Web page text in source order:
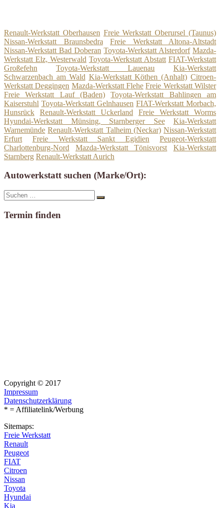
Renault-Werkstatt Oberhausen Freie Werkstatt Oberursel (Taunus)
Nissan-Werkstatt Braunsbedra
Freie Werkstatt Altona-Altstadt
Nissan-Werkstatt Bad Doberan Toyota-Werkstatt Alsterdorf Mazda-
Werkstatt Elz, Westerwald Toyota-Werkstatt Abstatt FIAT-Werkstatt
Großefehn
Toyota-Werkstatt Lauenau
Kia-Werkstatt
Schwarzenbach am Wald Kia-Werkstatt Köthen (Anhalt) Citroen-
Werkstatt Deggingen Mazda-Werkstatt Flehe Freie Werkstatt Wilster
Freie Werkstatt Lauf (Baden)
Toyota-Werkstatt Bahlingen am
Kaiserstuhl Toyota-Werkstatt Gelnhausen FIAT-Werkstatt Morbach,
Hunsrück
Renault-Werkstatt Uckerland
Freie Werkstatt Worms
Hyundai-Werkstatt Münsing, Starnberger See
Kia-Werkstatt
Warnemünde Renault-Werkstatt Talheim (Neckar) Nissan-Werkstatt
Erfurt
Freie Werkstatt Sankt Egidien
Peugeot-Werkstatt
Charlottenburg-Nord
Mazda-Werkstatt Tönisvorst
Kia-Werkstatt
Starnberg Renault-Werkstatt Aurich
Autowerkstatt suchen (Marke/Ort):
Suche
nach:
Suchen
Termin finden
Copyright © 2017
Impressum
Datenschutzerklärung
* = Affiliatelink/Werbung
Sitemaps:
Freie Werkstatt
Renault
Peugeot
FIAT
Citroen
Nissan
Toyota
Hyundai
Kia